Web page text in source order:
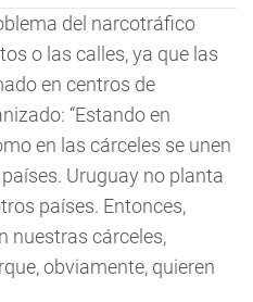
del narcotráfico
o las calles, ya que las
en centros de
“Estando en
en las cárceles se unen
Uruguay no planta
países. Entonces,
nuestras cárceles,
obviamente, quieren